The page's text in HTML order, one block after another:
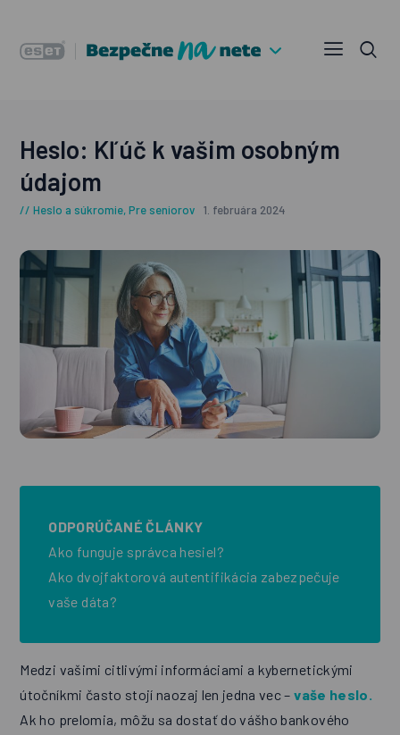
Heslo: Kľúč k vašim osobným
údajom
Heslo a súkromie,Pre seniorov 1. februára 2024
ODPORÚČANÉ ČLÁNKY
Ako funguje správca hesiel?
Ako dvojfaktorová autentifikácia zabezpečuje
vaše dáta?
Medzi vašimi citlivými informáciami a kybernetickými
útočníkmi často stojí naozaj len jedna vec –vaše heslo.
Ak ho prelomia, môžu sa dostať do vášho bankového